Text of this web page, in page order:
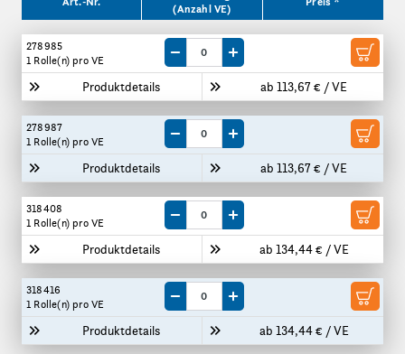
(Anzahl VE)
278985
1 Rolle(n) pro VE
Produktdetails ab 113,67 € / VE
Menge um eine VE reduzieren
Menge um eine VE erhöhen
278987
1 Rolle(n) pro VE
Produktdetails ab 113,67 € / VE
Menge um eine VE reduzieren
Menge um eine VE erhöhen
318408
1 Rolle(n) pro VE
Produktdetails ab 134,44 € / VE
Menge um eine VE reduzieren
Menge um eine VE erhöhen
318416
1 Rolle(n) pro VE
Produktdetails ab 134,44 € / VE
Menge um eine VE reduzieren
Menge um eine VE erhöhen